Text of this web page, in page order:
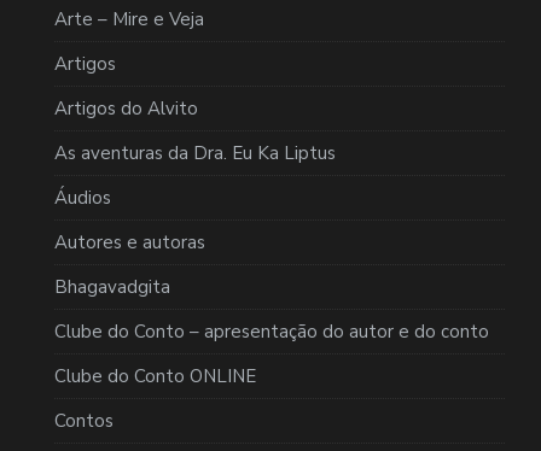
Arte – Mire e Veja
Artigos
Artigos do Alvito
As aventuras da Dra. Eu Ka Liptus
Áudios
Autores e autoras
Bhagavadgita
Clube do Conto – apresentação do autor e do conto
Clube do Conto ONLINE
Contos